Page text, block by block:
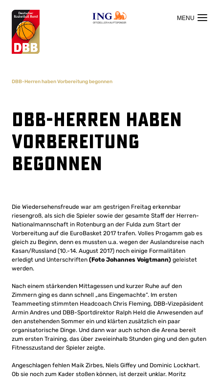
OFFIZIELLER HAUPTSPONSOR
DBB-Herren haben Vorbereitung begonnen
DBB-Herren haben
Vorbereitung
begonnen
Die Wiedersehensfreude war am gestrigen Freitag erkennbar
riesengroß, als sich die Spieler sowie der gesamte Staff der Herren-
Nationalmannschaft in Rotenburg an der Fulda zum Start der
Vorbereitung auf die EuroBasket 2017 trafen. Volles Progamm gab es
gleich zu Beginn, denn es mussten u.a. wegen der Auslandsreise nach
Kasan/Russland (10.-14. August 2017) noch einige Formalitäten
erledigt und Unterschriften (Foto Johannes Voigtmann) geleistet
werden.
Nach einem stärkenden Mittagessen und kurzer Ruhe auf den
Zimmern ging es dann schnell „ans Eingemachte“. Im ersten
Teammeeting stimmten Headcoach Chris Fleming, DBB-Vizepäsident
Armin Andres und DBB-Sportdirektor Ralph Held die Anwesenden auf
den anstehenden Sommer ein und klärten zusätzlich ein paar
organisatorische Dinge. Und dann war auch schon die Arena bereit
zum ersten Training, das über zweieinhalb Stunden ging und den guten
Fitnesszustand der Spieler zeigte.
Angeschlagen fehlen Maik Zirbes, Niels Giffey und Dominic Lockhart.
Ob sie noch zum Kader stoßen können, ist derzeit unklar. Moritz